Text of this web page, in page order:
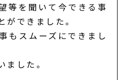
等を聞いて今できる事
ができました。
もスムーズにできまし
ました。